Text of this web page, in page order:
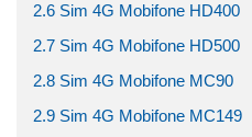
2.6 Sim 4G Mobifone HD400
2.7 Sim 4G Mobifone HD500
2.8 Sim 4G Mobifone MC90
2.9 Sim 4G Mobifone MC149